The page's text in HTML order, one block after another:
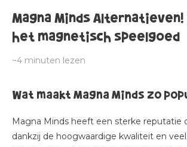
Magna Minds
het magnetisch speelgoed
~4 minuten lezen
Wat maakt Magna Minds zo
Magna Minds heeft een sterke reputatie
dankzij de hoogwaardige kwaliteit en